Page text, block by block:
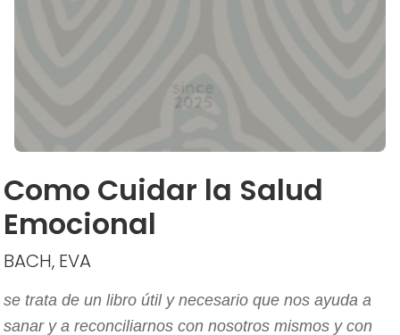
Como Cuidar la Salud
Emocional
BACH, EVA
se trata de un libro útil y necesario que nos ayuda a
sanar y a reconciliarnos con nosotros mismos y con